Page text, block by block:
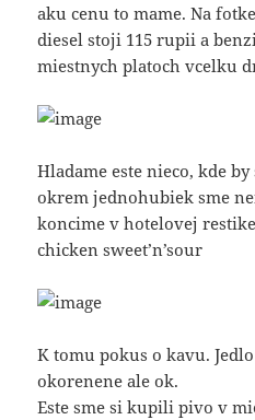
aku cenu to mame. Na
diesel stoji 115 rupii a
miestnych platoch vcelku
Hladame este nieco, kde
okrem jednohubiek sme
koncime v hotelovej
chicken sweet’n’sour
K tomu pokus o kavu.
okorenene ale ok.
Este sme si kupili pivo v